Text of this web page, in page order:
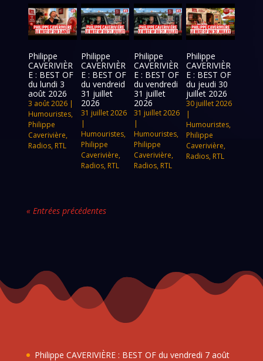
Philippe
CAVERIVIÈR
E : BEST OF
du lundi 3
août 2026
3 août 2026 |
Humouristes,
Philippe
Caverivière,
Radios, RTL
Philippe
CAVERIVIÈR
E : BEST OF
du vendreid
31 juillet
2026
31 juillet 2026
|
Humouristes,
Philippe
Caverivière,
Radios, RTL
Philippe
CAVERIVIÈR
E : BEST OF
du vendredi
31 juillet
2026
31 juillet 2026
|
Humouristes,
Philippe
Caverivière,
Radios, RTL
Philippe
CAVERIVIÈR
E : BEST OF
du jeudi 30
juillet 2026
30 juillet 2026
|
Humouristes,
Philippe
Caverivière,
Radios, RTL
« Entrées précédentes
Philippe CAVERIVIÈRE : BEST OF du vendredi 7 août